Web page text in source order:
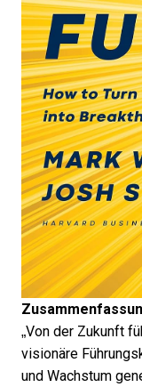
„Von der Zukunft
visionäre
und Wachstum